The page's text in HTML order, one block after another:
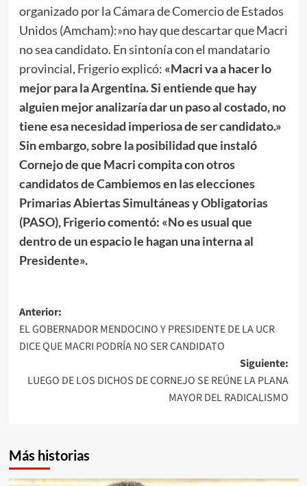
organizado por la Cámara de Comercio de Estados
Unidos (Amcham):»no hay que descartar que Macri
no sea candidato. En sintonía con el mandatario
provincial, Frigerio explicó: «Macri va a hacer lo
mejor para la Argentina. Si entiende que hay
alguien mejor analizaría dar un paso al costado, no
tiene esa necesidad imperiosa de ser candidato.»
Sin embargo, sobre la posibilidad que instaló
Cornejo de que Macri compita con otros
candidatos de Cambiemos en las elecciones
Primarias Abiertas Simultáneas y Obligatorias
(PASO), Frigerio comentó: «No es usual que
dentro de un espacio le hagan una interna al
Presidente».
Navegación
de
entradas
Anterior:
EL GOBERNADOR MENDOCINO Y PRESIDENTE DE LA UCR
DICE QUE MACRI PODRÍA NO SER CANDIDATO
Siguiente:
LUEGO DE LOS DICHOS DE CORNEJO SE REÚNE LA PLANA
MAYOR DEL RADICALISMO
Más historias